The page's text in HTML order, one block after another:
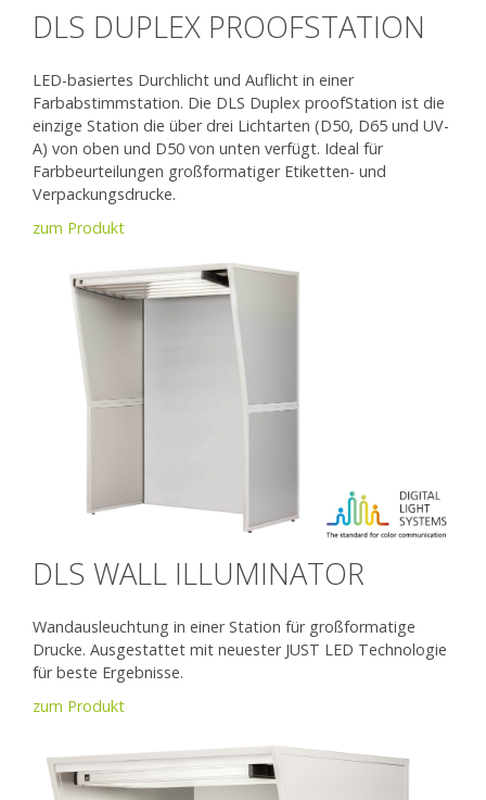
DLS DUPLEX PROOFSTATION
LED-basiertes Durchlicht und Auflicht in einer
Farbabstimmstation. Die DLS Duplex proofStation ist die
einzige Station die über drei Lichtarten (D50, D65 und UV-
A) von oben und D50 von unten verfügt. Ideal für
Farbbeurteilungen großformatiger Etiketten- und
Verpackungsdrucke.
zum Produkt
DLS WALL ILLUMINATOR
Wandausleuchtung in einer Station für großformatige
Drucke. Ausgestattet mit neuester JUST LED Technologie
für beste Ergebnisse.
zum Produkt